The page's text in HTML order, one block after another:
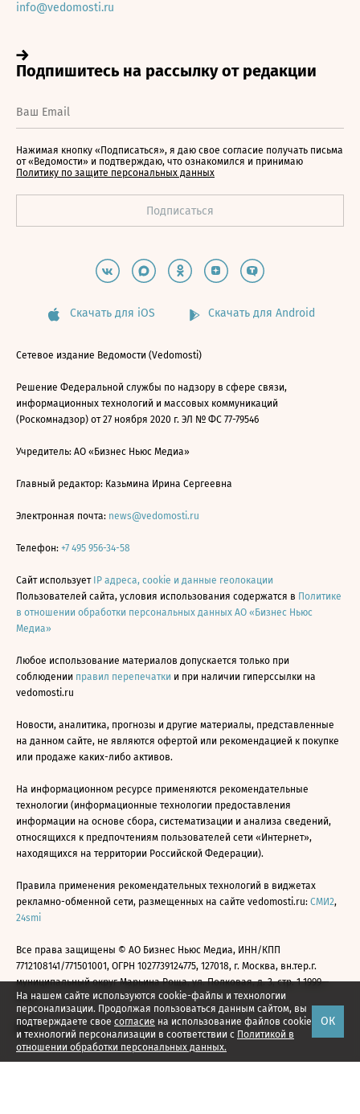
На нашем сайте используются cookie-файлы и технологии
персонализации. Продолжая пользоваться данным сайтом, вы
подтверждаете свое согласие на использование файлов cookie
и технологий персонализации в соответствии с Политикой в
отношении обработки персональных данных.
ОК
info@vedomosti.ru
Нажимая кнопку «Подписаться», я даю свое согласие получать письма
от «Ведомости» и подтверждаю, что ознакомился и принимаю
Политику по защите персональных данных
Скачать для iOS Скачать для Android
Сетевое издание Ведомости (Vedomosti)
Решение Федеральной службы по надзору в сфере связи,
информационных технологий и массовых коммуникаций
(Роскомнадзор) от 27 ноября 2020 г. ЭЛ № ФС 77-79546
Учредитель: АО «Бизнес Ньюс Медиа»
Главный редактор: Казьмина Ирина Сергеевна
Электронная почта: news@vedomosti.ru
Телефон: +7 495 956-34-58
Сайт использует IP адреса, cookie и данные геолокации
Пользователей сайта, условия использования содержатся в Политике
в отношении обработки персональных данных АО «Бизнес Ньюс
Медиа»
Любое использование материалов допускается только при
соблюдении правил перепечатки и при наличии гиперссылки на
vedomosti.ru
Новости, аналитика, прогнозы и другие материалы, представленные
на данном сайте, не являются офертой или рекомендацией к покупке
или продаже каких-либо активов.
На информационном ресурсе применяются рекомендательные
технологии (информационные технологии предоставления
информации на основе сбора, систематизации и анализа сведений,
относящихся к предпочтениям пользователей сети «Интернет»,
находящихся на территории Российской Федерации).
Правила применения рекомендательных технологий в виджетах
рекламно-обменной сети, размещенных на сайте vedomosti.ru: СМИ2,
24smi
Все права защищены © АО Бизнес Ньюс Медиа, ИНН/КПП
7712108141/771501001, ОГРН 1027739124775, 127018, г. Москва, вн.тер.г.
муниципальный округ Марьина Роща, ул. Полковая, д. 3, стр. 1 1999—
2026